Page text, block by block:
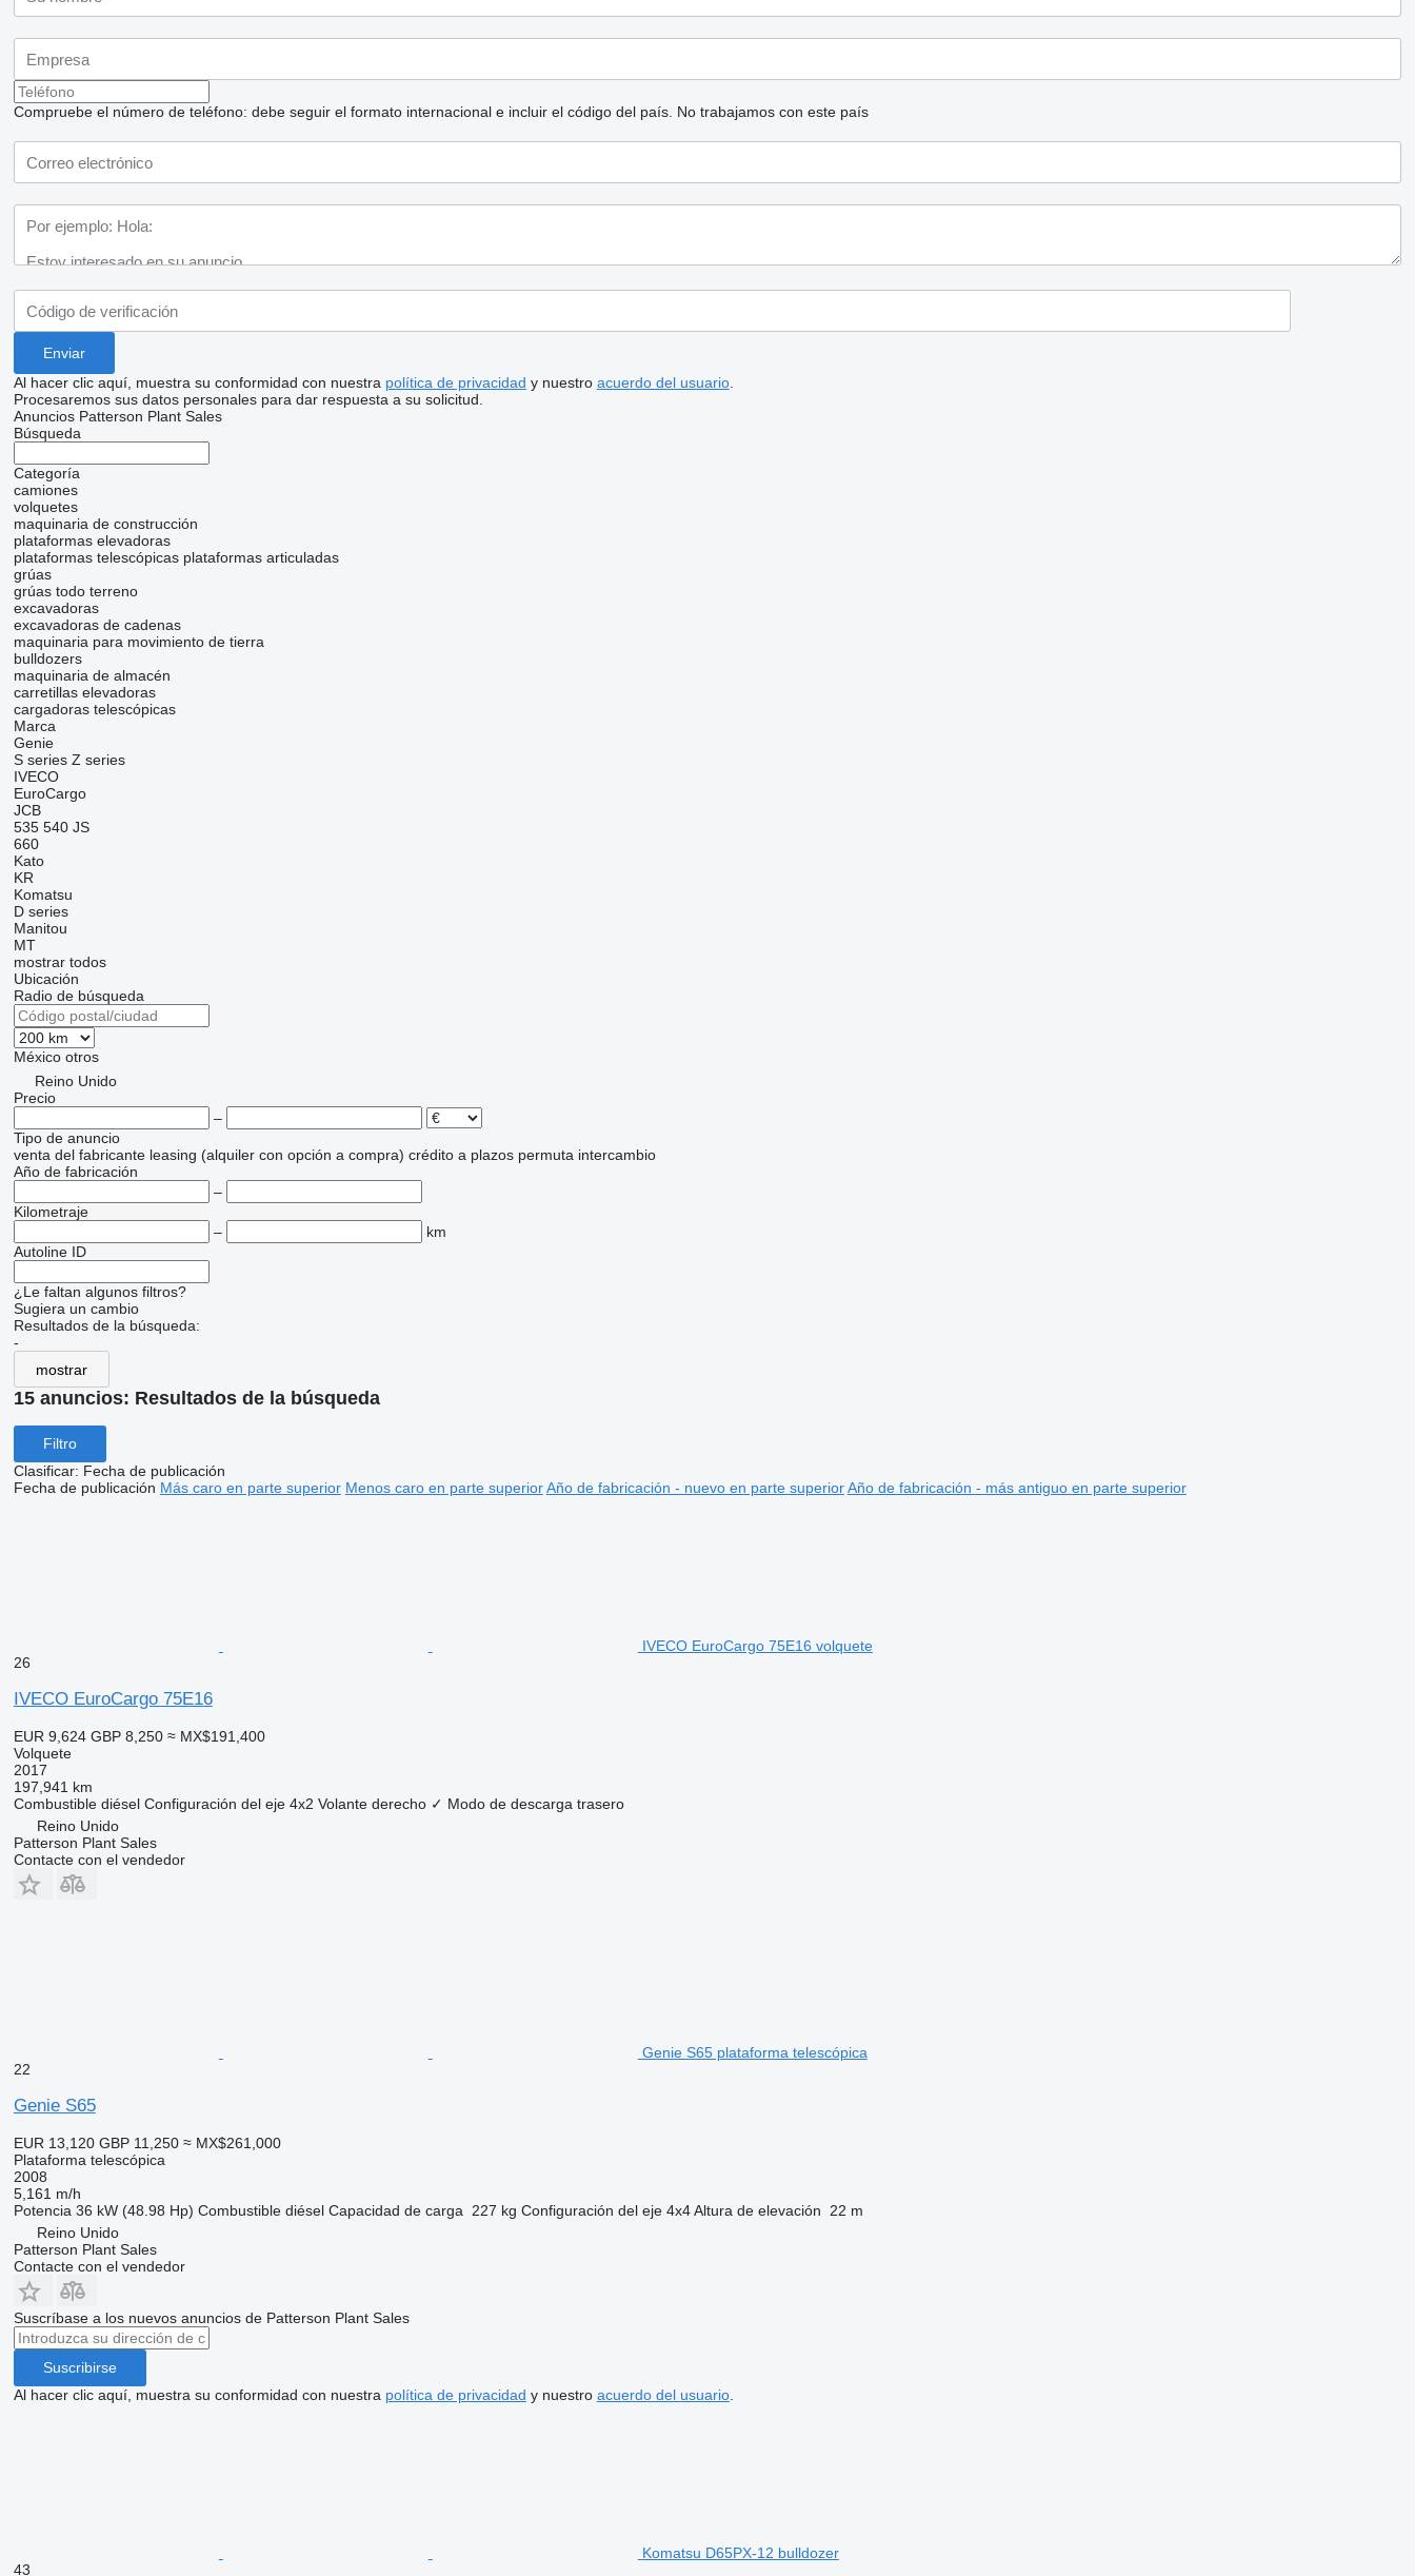
Compruebe el número de teléfono: debe seguir el formato internacional e incluir el código del país. No trabajamos con este país
Al hacer clic aquí, muestra su conformidad con nuestra política de privacidad y nuestro acuerdo del usuario.
Procesaremos sus datos personales para dar respuesta a su solicitud.
Anuncios Patterson Plant Sales
Búsqueda
Categoría
camiones
volquetes
maquinaria de construcción
plataformas elevadoras
plataformas telescópicas plataformas articuladas
grúas
grúas todo terreno
excavadoras
excavadoras de cadenas
maquinaria para movimiento de tierra
bulldozers
maquinaria de almacén
carretillas elevadoras
cargadoras telescópicas
Marca
Genie
S series Z series
IVECO
EuroCargo
JCB
535 540 JS
660
Kato
KR
Komatsu
D series
Manitou
MT
mostrar todos
Ubicación
Radio de búsqueda
México otros
Reino Unido
Precio
–
Tipo de anuncio
venta del fabricante leasing (alquiler con opción a compra) crédito a plazos permuta intercambio
Año de fabricación
–
Kilometraje
–
km
Autoline ID
¿Le faltan algunos filtros?
Sugiera un cambio
Resultados de la búsqueda:
-
mostrar
15 anuncios: Resultados de la búsqueda
Filtro
Clasificar: Fecha de publicación
Fecha de publicación Más caro en parte superior Menos caro en parte superior Año de fabricación - nuevo en parte superior Año de fabricación - más antiguo en parte superior
IVECO EuroCargo 75E16 volquete
26
IVECO EuroCargo 75E16
EUR 9,624 GBP 8,250 ≈ MX$191,400
Volquete
2017
197,941 km
Combustible diésel Configuración del eje 4x2 Volante derecho ✓ Modo de descarga trasero
Reino Unido
Patterson Plant Sales
Contacte con el vendedor
Genie S65 plataforma telescópica
22
Genie S65
EUR 13,120 GBP 11,250 ≈ MX$261,000
Plataforma telescópica
2008
5,161 m/h
Potencia 36 kW (48.98 Hp) Combustible diésel Capacidad de carga 227 kg Configuración del eje 4x4 Altura de elevación
22 m
Reino Unido
Patterson Plant Sales
Contacte con el vendedor
Suscríbase a los nuevos anuncios de Patterson Plant Sales
Suscribirse
Al hacer clic aquí, muestra su conformidad con nuestra política de privacidad y nuestro acuerdo del usuario.
Komatsu D65PX-12 bulldozer
43